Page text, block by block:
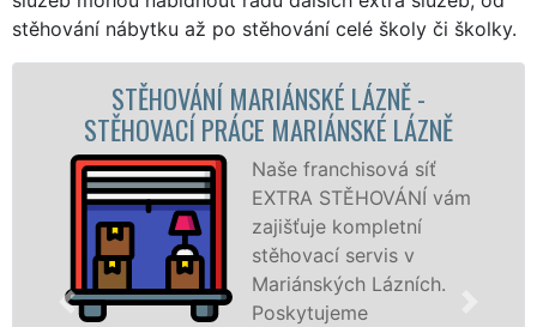
stěhování nábytku až po stěhování celé školy či školky.
STĚHOVACÍ SLUŽBA MARIÁNSKÉ
STĚHOVACÍ FIRMA MARIÁNSKÉ LÁZNĚ
Poskytujeme
stěhovací služby
Mariánských
Lázních na
špičkové úrovni